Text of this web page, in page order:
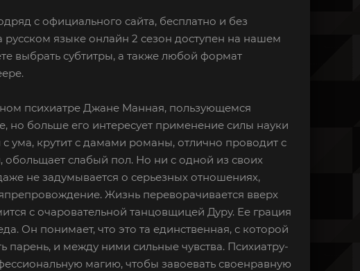
с официального сайта, бесплатно и без
русском языке онлайн 2 сезон доступен на нашем
выбрать субтитры, а также любой формат
психиатре Джане Манная, пользующемся
больше его интересует применение силы науки
ума, крутит с дамами романы, отлично проводит с
слабый пол. Но ни с одной из своих
не задумывается о серьезных отношениях,
Жизнь переворачивается вверх
с очаровательной танцовщицей Дуру. Ее грация
Он понимает, что это та единственная, с которой
и между ними сильные чувства. Психиатру-
магию, чтобы завоевать своенравную